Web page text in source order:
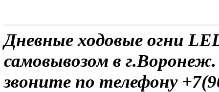
Дневные ходовые огни
самовывозом в
звоните по телефону